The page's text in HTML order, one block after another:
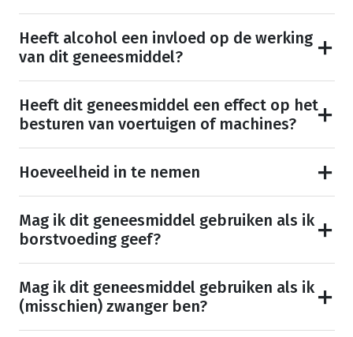
Heeft alcohol een invloed op de werking
van dit geneesmiddel?
Heeft dit geneesmiddel een effect op het
besturen van voertuigen of machines?
Hoeveelheid in te nemen
Mag ik dit geneesmiddel gebruiken als ik
borstvoeding geef?
Mag ik dit geneesmiddel gebruiken als ik
(misschien) zwanger ben?